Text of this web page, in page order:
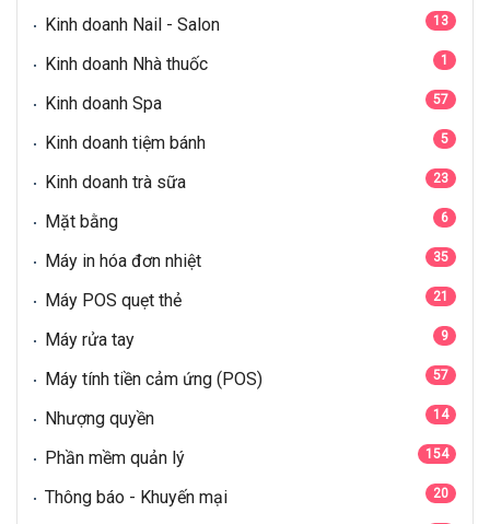
Kinh doanh Nail - Salon 13
Kinh doanh Nhà thuốc 1
Kinh doanh Spa 57
Kinh doanh tiệm bánh 5
Kinh doanh trà sữa 23
Mặt bằng 6
Máy in hóa đơn nhiệt 35
Máy POS quẹt thẻ 21
Máy rửa tay 9
Máy tính tiền cảm ứng (POS) 57
Nhượng quyền 14
Phần mềm quản lý 154
Thông báo - Khuyến mại 20